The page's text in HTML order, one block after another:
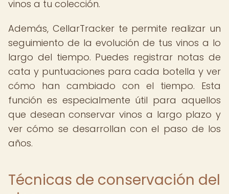
vinos a tu colección.
Además, CellarTracker te permite realizar un
seguimiento de la evolución de tus vinos a lo
largo del tiempo. Puedes registrar notas de
cata y puntuaciones para cada botella y ver
cómo han cambiado con el tiempo. Esta
función es especialmente útil para aquellos
que desean conservar vinos a largo plazo y
ver cómo se desarrollan con el paso de los
años.
Técnicas de conservación del